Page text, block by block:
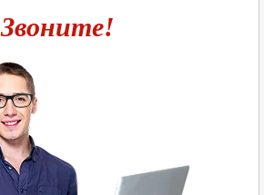
Звоните!